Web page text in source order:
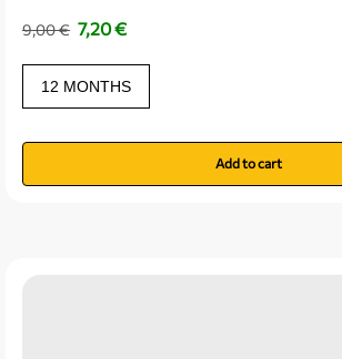
9,00€ 7,20€
12 MONTHS
Add to cart